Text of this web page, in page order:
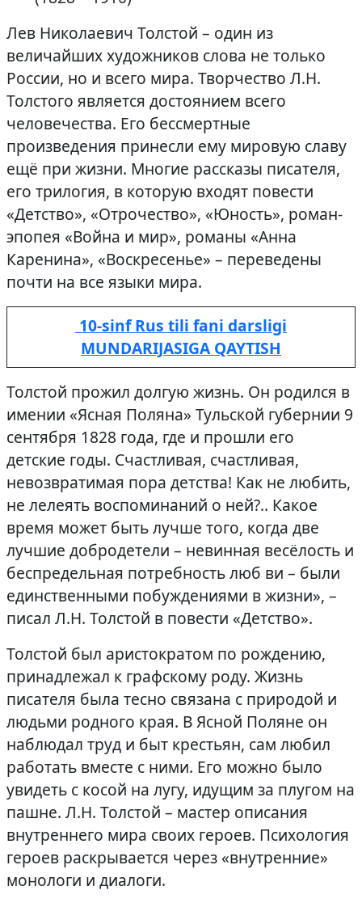
Лев Николаевич Толстой – один из
величайших художников слова не только
России, но и всего мира. Творчество Л.Н.
Толстого является достоянием всего
человечества. Его бессмертные
произведения принесли ему мировую славу
ещё при жизни. Многие рассказы писателя,
его трилогия, в которую входят повести
«Детство», «Отрочество», «Юность», роман-
эпопея «Война и мир», романы «Анна
Каренина», «Воскресенье» – переведены
почти на все языки мира.
10-sinf Rus tili fani darsligi
MUNDARIJASIGA QAYTISH
Толстой прожил долгую жизнь. Он родился в
имении «Ясная Поляна» Тульской губернии 9
сентября 1828 года, где и прошли его
детские годы. Счастливая, счастливая,
невозвратимая пора детства! Как не любить,
не лелеять воспоминаний о ней?.. Какое
время может быть лучше того, когда две
лучшие добродетели – невинная весёлость и
беспредельная потребность люб ви – были
единственными побуждениями в жизни», –
писал Л.Н. Толстой в повести «Детство».
Толстой был аристократом по рождению,
принадлежал к графскому роду. Жизнь
писателя была тесно связана с природой и
людьми родного края. В Ясной Поляне он
наблюдал труд и быт крестьян, сам любил
работать вместе с ними. Его можно было
увидеть с косой на лугу, идущим за плугом на
пашне. Л.Н. Толстой – мастер описания
внутреннего мира своих героев. Психология
героев раскрывается через «внутренние»
монологи и диалоги.